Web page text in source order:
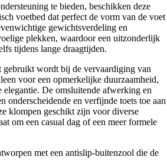
te bieden, beschikken deze
voetbed dat perfect de vorm van de voet
gewichtsverdeling en
plekken, waardoor een uitzonderlijk
tijdens lange draagtijden.
gebruikt wordt bij de vervaardiging van
voor een opmerkelijke duurzaamheid,
De omsluitende afwerking en
onderscheidende en verfijnde toets toe aan
klompen geschikt zijn voor diverse
om een casual dag of een meer formele
met een antislip-buitenzool die de